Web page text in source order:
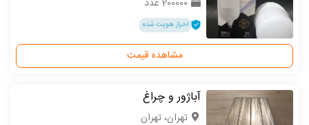
احراز هویت شده
مشاهده قیمت
آباژور و چراغ
تهران، تهران